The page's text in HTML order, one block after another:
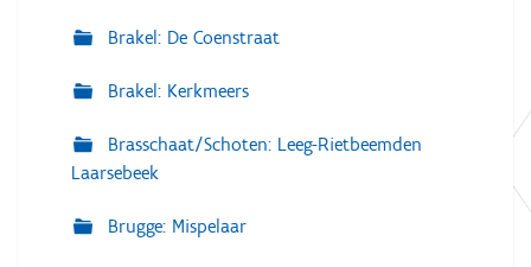
Brakel: De Coenstraat
Brakel: Kerkmeers
Brasschaat/Schoten: Leeg-Rietbeemden
Laarsebeek
Brugge: Mispelaar